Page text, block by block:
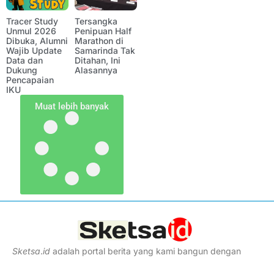
Tracer Study
Unmul 2026
Dibuka, Alumni
Wajib Update
Data dan
Dukung
Pencapaian
IKU
Tersangka
Penipuan Half
Marathon di
Samarinda Tak
Ditahan, Ini
Alasannya
Muat lebih banyak
Sketsa.id adalah portal berita yang kami bangun dengan